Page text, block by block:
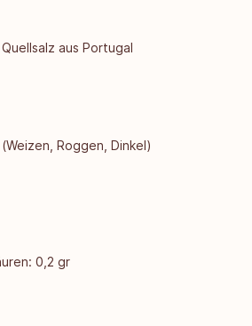
aus Portugal
Roggen, Dinkel)
0,2 gr